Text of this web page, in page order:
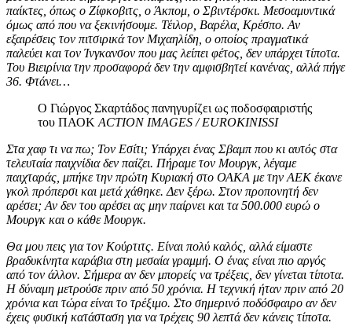
παίκτες, όπως ο Ζίφκοβιτς, ο Άκπομ, ο Σβιντέρσκι. Μεσοαμυντικά
όμως από που να ξεκινήσουμε. Τέιλορ, Βαρέλα, Κρέσπο. Αν
εξαιρέσεις τον πιτσιρικά τον Μιχαηλίδη, ο οποίος πραγματικά
παλεύει και τον Ίνγκανσον που μας λείπει φέτος, δεν υπάρχει τίποτα.
Του Βιειρίνια την προσαφορά δεν την αμφισβητεί κανένας, αλλά πήγε
36. Φτάνει…
Ο Γιώργος Σκαρτάδος πανηγυρίζει ως ποδοσφαιριστής
του ΠΑΟΚ ACTION IMAGES / EUROKINISSI
Στα χαφ τι να πω; Τον Εσίτι; Υπάρχει ένας Σβαμπ που κι αυτός στα
τελευταία παιχνίδια δεν παίζει. Πήραμε τον Μουργκ, λέγαμε
παιχταράς, μπήκε την πρώτη Κυριακή στο ΟΑΚΑ με την ΑΕΚ έκανε
γκολ πρόπερσι και μετά χάθηκε. Δεν ξέρω. Στον προπονητή δεν
αρέσει; Αν δεν του αρέσει ας μην παίρνει και τα 500.000 ευρώ ο
Μουργκ και ο κάθε Μουργκ.
Θα μου πεις για τον Κούρτιτς. Είναι πολύ καλός, αλλά είμαστε
βραδυκίνητα καράβια στη μεσαία γραμμή. Ο ένας είναι πιο αργός
από τον άλλον. Σήμερα αν δεν μπορείς να τρέξεις, δεν γίνεται τίποτα.
Η δύναμη μετρούσε πριν από 50 χρόνια. Η τεχνική ήταν πριν από 20
χρόνια και τώρα είναι το τρέξιμο. Στο σημερινό ποδόσφαιρο αν δεν
έχεις φυσική κατάσταση για να τρέχεις 90 λεπτά δεν κάνεις τίποτα.